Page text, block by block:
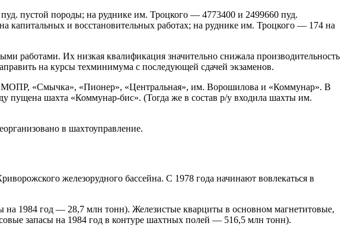
пустой породы; на руднике им. Троцкого — 4773400 и 2499660 пуд.
капитальных и восстановительных работах; на руднике им. Троцкого — 174 на
работами. Их низкая квалификация значительно снижала производительность
на курсы техминимума с последующей сдачей экзаменов.
МОПР, «Смычка», «Пионер», «Центральная», им. Ворошилова и «Коммунар». В
пущена шахта «Коммунар-бис». (Тогда же в состав р/у входила шахты им.
в шахтоуправление.
железорудного бассейна. С 1978 года начинают вовлекаться в
на 1984 год — 28,7 млн тонн). Железистые кварциты в основном магнетитовые,
запасы на 1984 год в контуре шахтных полей — 516,5 млн тонн).